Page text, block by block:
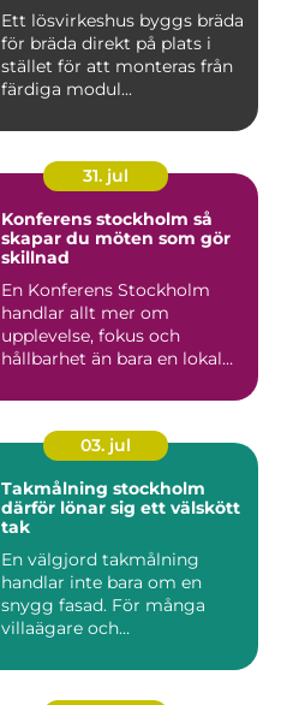
Ett lösvirkeshus byggs bräda
för bräda direkt på plats i
stället för att monteras från
färdiga modul...
31. jul
Konferens stockholm så
skapar du möten som gör
skillnad
En Konferens Stockholm
handlar allt mer om
upplevelse, fokus och
hållbarhet än bara en lokal
03. jul
Takmålning stockholm
därför lönar sig ett välskött
tak
En välgjord takmålning
handlar inte bara om en
snygg fasad. För många
villaägare och